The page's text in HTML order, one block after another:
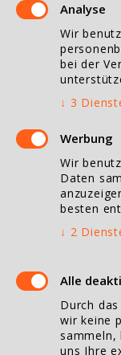
Goller
Goller
Goller
Goller
Goller
Goller
Goller
07:00 bis 16:00
Vereinbaren
Analyse
Wir
bei der
↓ 3
Werbung
Wir
Daten
besten
↓ 2
Alle
Durch
wir keine
sammeln,
uns Ihre